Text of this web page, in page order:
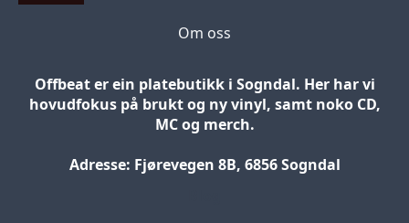
Om oss
Offbeat er ein platebutikk i Sogndal. Her har vi
hovudfokus på brukt og ny vinyl, samt noko CD,
MC og merch.
Adresse: Fjørevegen 8B, 6856 Sogndal